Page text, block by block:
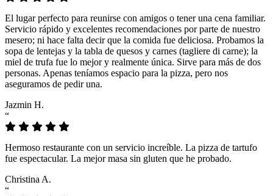
El lugar perfecto para reunirse con amigos o tener una cena familiar.
Servicio rápido y excelentes recomendaciones por parte de nuestro
mesero; ni hace falta decir que la comida fue deliciosa. Probamos la
sopa de lentejas y la tabla de quesos y carnes (tagliere di carne); la
miel de trufa fue lo mejor y realmente única. Sirve para más de dos
personas. Apenas teníamos espacio para la pizza, pero nos
aseguramos de pedir una.
Jazmin H.
“
Hermoso restaurante con un servicio increíble. La pizza de tartufo
fue espectacular. La mejor masa sin gluten que he probado.
Christina A.
“